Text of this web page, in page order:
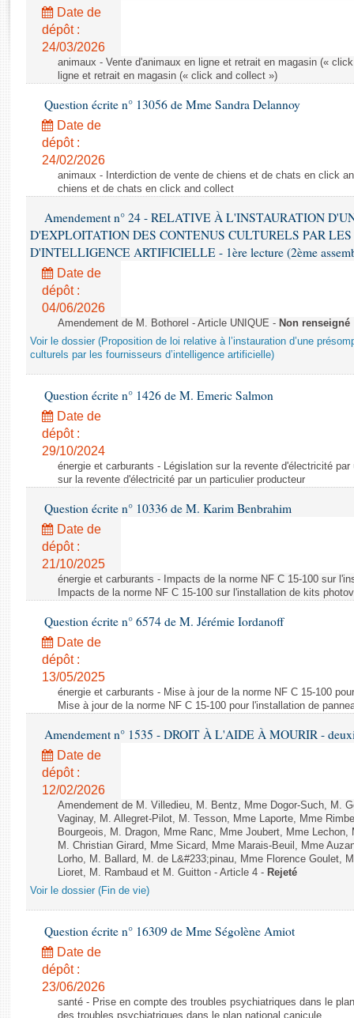
Rapports législatifs
Rapports sur l'application des lois
Baromètre de l’application des lois
Dossiers législatifs
Budget et sécurité sociale
Questions écrites et orales
Comptes rendus des débats
Date de
dépôt :
24/03/2026
animaux - Vente d'animaux en ligne et retrait en magasin («
ligne et retrait en magasin (« click and collect »)
Question écrite n° 13056 de Mme Sandra Delannoy
Date de
dépôt :
24/02/2026
animaux - Interdiction de vente de chiens et de chats en click
chiens et de chats en click and collect
Amendement n° 24 - RELATIVE À L'INSTAURATION
D'EXPLOITATION DES CONTENUS CULTURELS PAR LES
D'INTELLIGENCE ARTIFICIELLE - 1ère lecture (2ème
Date de
dépôt :
04/06/2026
Amendement de M. Bothorel - Article UNIQUE - Non renseigné
Voir le dossier (Proposition de loi relative à l’instauration d’une
culturels par les fournisseurs d’intelligence artificielle)
Question écrite n° 1426 de M. Emeric Salmon
Date de
dépôt :
29/10/2024
énergie et carburants - Législation sur la revente d'électricité
sur la revente d'électricité par un particulier producteur
Question écrite n° 10336 de M. Karim Benbrahim
Date de
dépôt :
21/10/2025
énergie et carburants - Impacts de la norme NF C 15-100 sur
Impacts de la norme NF C 15-100 sur l'installation de kits
Question écrite n° 6574 de M. Jérémie Iordanoff
Date de
dépôt :
13/05/2025
énergie et carburants - Mise à jour de la norme NF C 15-100
Mise à jour de la norme NF C 15-100 pour l'installation de
Amendement n° 1535 - DROIT À L'AIDE À MOURIR -
Date de
dépôt :
12/02/2026
Amendement de M. Villedieu, M. Bentz, Mme Dogor-Such, M.
Vaginay, M. Allegret-Pilot, M. Tesson, Mme Laporte, Mme
Bourgeois, M. Dragon, Mme Ranc, Mme Joubert, Mme
M. Christian Girard, Mme Sicard, Mme Marais-Beuil, Mme
Lorho, M. Ballard, M. de L&#233;pinau, Mme Florence Goulet,
Lioret, M. Rambaud et M. Guitton - Article 4 - Rejeté
Voir le dossier (Fin de vie)
Question écrite n° 16309 de Mme Ségolène Amiot
Date de
dépôt :
23/06/2026
santé - Prise en compte des troubles psychiatriques dans le
des troubles psychiatriques dans le plan national canicule